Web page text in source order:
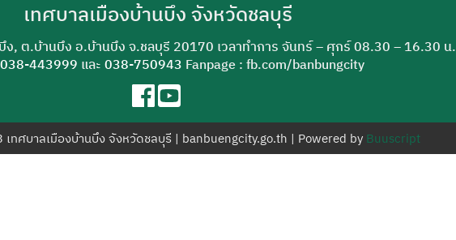
เทศบาลเมืองบ้านบึง จังหวัดชลบุรี
ง, ต.บ้านบึง อ.บ้านบึง จ.ชลบุรี 20170 เวลาทำการ จันทร์ – ศุกร์ 08.30 – 16.30 น.
038-443999 และ038-750943 Fanpage : fb.com/banbungcity
ทศบาลเมืองบ้านบึง จังหวัดชลบุรี | banbuengcity.go.th | Powered by Buuscript